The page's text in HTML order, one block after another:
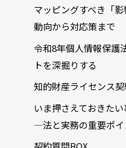
マッピングすべき「
動向から対応策まで
令和8年個人情報保護
トを深掘りする
知的財産ライセンス
いま押さえておきた
―法と実務の重要ポイ